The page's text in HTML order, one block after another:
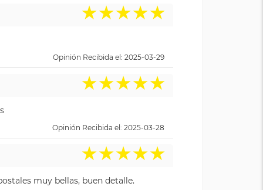
★★★★★
Opinión Recibida el: 2025-03-29
★★★★★
Opinión Recibida el: 2025-03-28
★★★★★
muy bellas, buen detalle.